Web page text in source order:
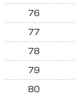
76
77
78
79
80